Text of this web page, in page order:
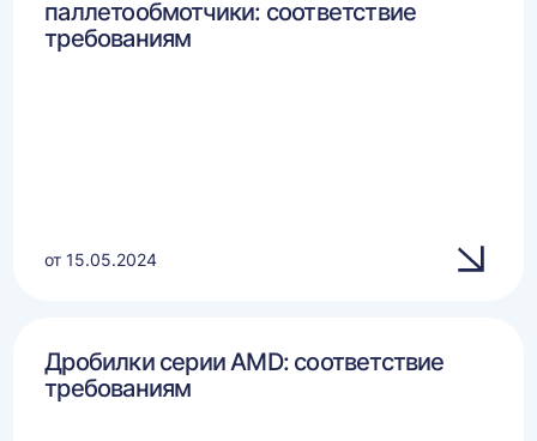
паллетообмотчики: соответствие
требованиям
от 15.05.2024
Дробилки серии AMD: соответствие
требованиям